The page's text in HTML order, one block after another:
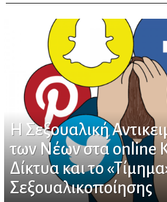
Η Σεξουαλική
των Νέων στα online
Δίκτυα και το
Σεξουαλικοποίησης